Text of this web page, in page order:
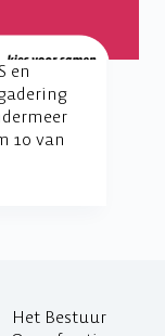
en
10 van
Het Bestuur